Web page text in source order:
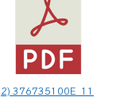
2) 376735100E_11